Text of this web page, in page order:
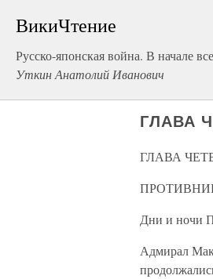
ВикиЧтение
Русско-японская война. В начале
Уткин Анатолий Иванович
ГЛАВА
ГЛАВА
Дни и ночи
Адмирал